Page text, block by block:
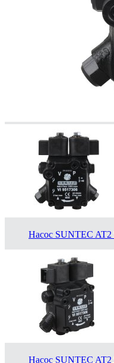
Насос SUNTEC AT2
Насос SUNTEC AT2